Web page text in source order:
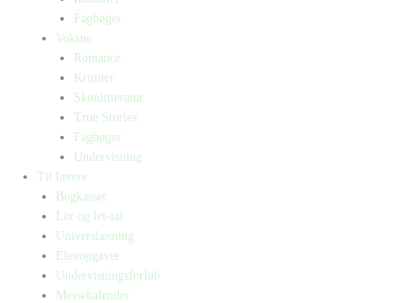
Fagbøger
Voksne
Romance
Krimier
Skønlitteratur
True Stories
Fagbøger
Undervisning
Til lærere
Bogkasser
Lix og let-tal
Universlæsning
Elevopgaver
Undervisningsforløb
Messekalender